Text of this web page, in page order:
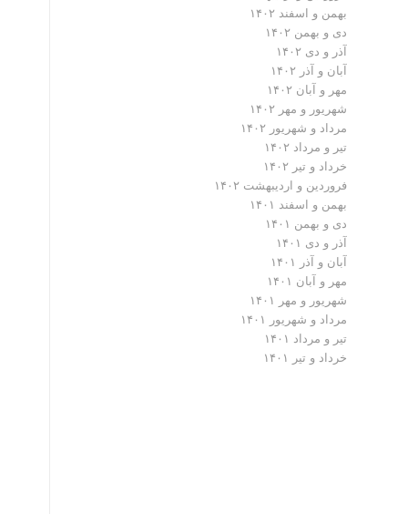
بهمن و اسفند ۱۴۰۲
دی و بهمن ۱۴۰۲
آذر و دی ۱۴۰۲
آبان و آذر ۱۴۰۲
مهر و آبان ۱۴۰۲
شهریور و مهر ۱۴۰۲
مرداد و شهریور ۱۴۰۲
تیر و مرداد ۱۴۰۲
خرداد و تیر ۱۴۰۲
فروردین و اردیبهشت ۱۴۰۲
بهمن و اسفند ۱۴۰۱
دی و بهمن ۱۴۰۱
آذر و دی ۱۴۰۱
آبان و آذر ۱۴۰۱
مهر و آبان ۱۴۰۱
شهریور و مهر ۱۴۰۱
مرداد و شهریور ۱۴۰۱
تیر و مرداد ۱۴۰۱
خرداد و تیر ۱۴۰۱